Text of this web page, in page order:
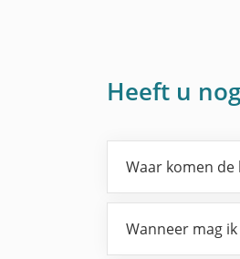
Heeft u
Waar komen
Wanneer mag